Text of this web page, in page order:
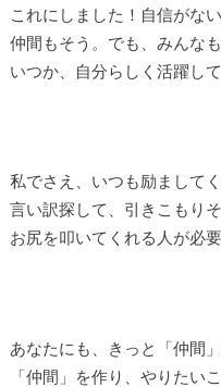
これにしました！自信がな
仲間もそう。でも、みんな
いつか、自分らしく活躍して
私でさえ、いつも励まして
言い訳探して、引きこもり
お尻を叩いてくれる人が必要
あなたにも、きっと「仲間」
「仲間」を作り、やりたい